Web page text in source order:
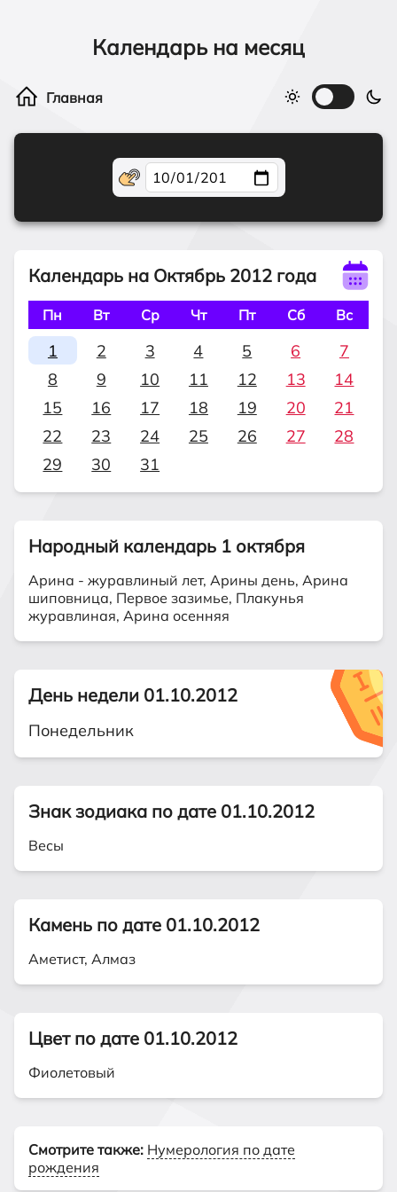
Календарь на месяц
Календарь на Октябрь 2012 года
Пн Вт Ср Чт Пт Сб Вс
1 2 3 4 5 6
7
8
9 10 11 12 13
14
15
16 17 18 19 20
21
22
23 24 25 26 27
28
29
30 31
Народный календарь 1 октября
Арина - журавлиный лет, Арины день, Арина
шиповница, Первое зазимье, Плакунья
журавлиная, Арина осенняя
День недели 01.10.2012
Понедельник
Знак зодиака по дате 01.10.2012
Весы
Камень по дате 01.10.2012
Аметист, Алмаз
Цвет по дате 01.10.2012
Фиолетовый
Смотрите также: Нумерология по дате
рождения